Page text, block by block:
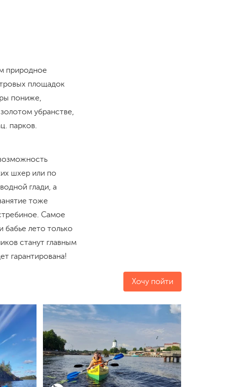
природное
площадок
пониже,
убранстве,
парков.
шхер или по
глади, а
тоже
Самое
бабье лето только
станут главным
гарантирована!
Хочу пойти